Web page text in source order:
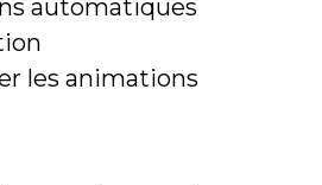
automatiques
les animations